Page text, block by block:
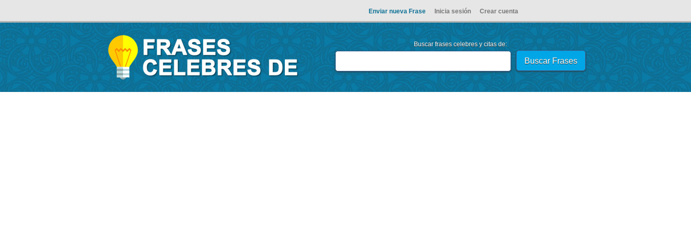
Enviar nueva Frase Inicia sesión Crear cuenta
Buscar frases celebres y citas de: